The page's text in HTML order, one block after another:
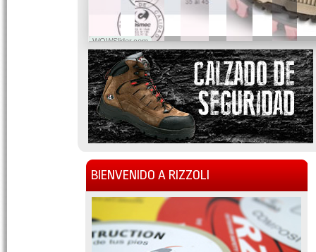
WOWSlider.com
BIENVENIDO A RIZZOLI